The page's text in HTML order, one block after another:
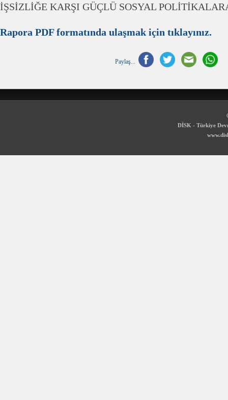
İŞSİZLİĞE KARŞI GÜÇLÜ SOSYAL
Rapora PDF formatında ulaşmak için tıklayınız.
Paylaş...
DİSK - Türkiye